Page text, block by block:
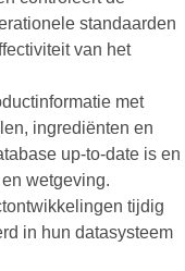
standaarden
van het
met
ingrediënten en
up-to-date is en
wetgeving.
tijdig
in hun datasysteem